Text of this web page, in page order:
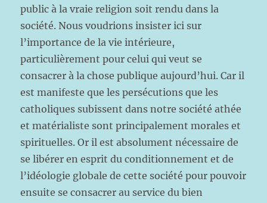
public à la vraie religion soit rendu dans la
société. Nous voudrions insister ici sur
l’importance de la vie intérieure,
particulièrement pour celui qui veut se
consacrer à la chose publique aujourd’hui. Car il
est manifeste que les persécutions que les
catholiques subissent dans notre société athée
et matérialiste sont principalement morales et
spirituelles. Or il est absolument nécessaire de
se libérer en esprit du conditionnement et de
l’idéologie globale de cette société pour pouvoir
ensuite se consacrer au service du bien